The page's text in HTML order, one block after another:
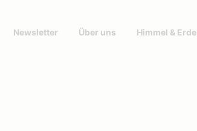
Newsletter Über uns Himmel & Erde